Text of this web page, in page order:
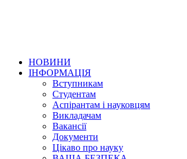
НОВИНИ
ІНФОРМАЦІЯ
Вступникам
Студентам
Аспірантам і науковцям
Викладачам
Вакансії
Документи
Цікаво про науку